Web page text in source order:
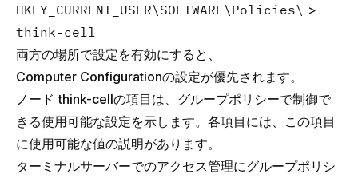
HKEY_CURRENT_USER\SOFTWARE\Policies\ >
think-cell
両方の場所で設定を有効にすると、
Computer Configurationの設定が優先されます。
ノードthink-cellの項目は、グループポリシーで制御で
きる使用可能な設定を示します。各項目には、この項目
に使用可能な値の説明があります。
ターミナルサーバーでのアクセス管理にグループポリシ